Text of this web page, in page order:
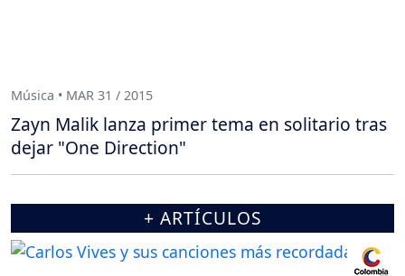
Música • MAR 31 / 2015
Zayn Malik lanza primer tema en solitario tras
dejar "One Direction"
+ ARTÍCULOS